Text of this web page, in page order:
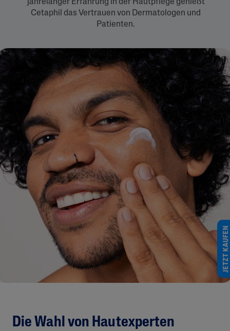
jahrelanger Erfahrung in der Hautpflege genießt
Cetaphil das Vertrauen von Dermatologen und
Patienten.
Die Wahl von Hautexperten
JETZT KAUFEN